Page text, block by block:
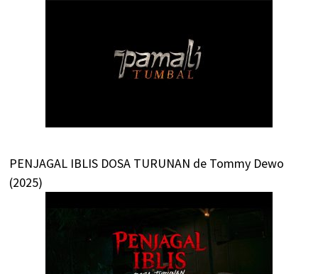
PENJAGAL IBLIS DOSA TURUNAN de Tommy Dewo
(2025)